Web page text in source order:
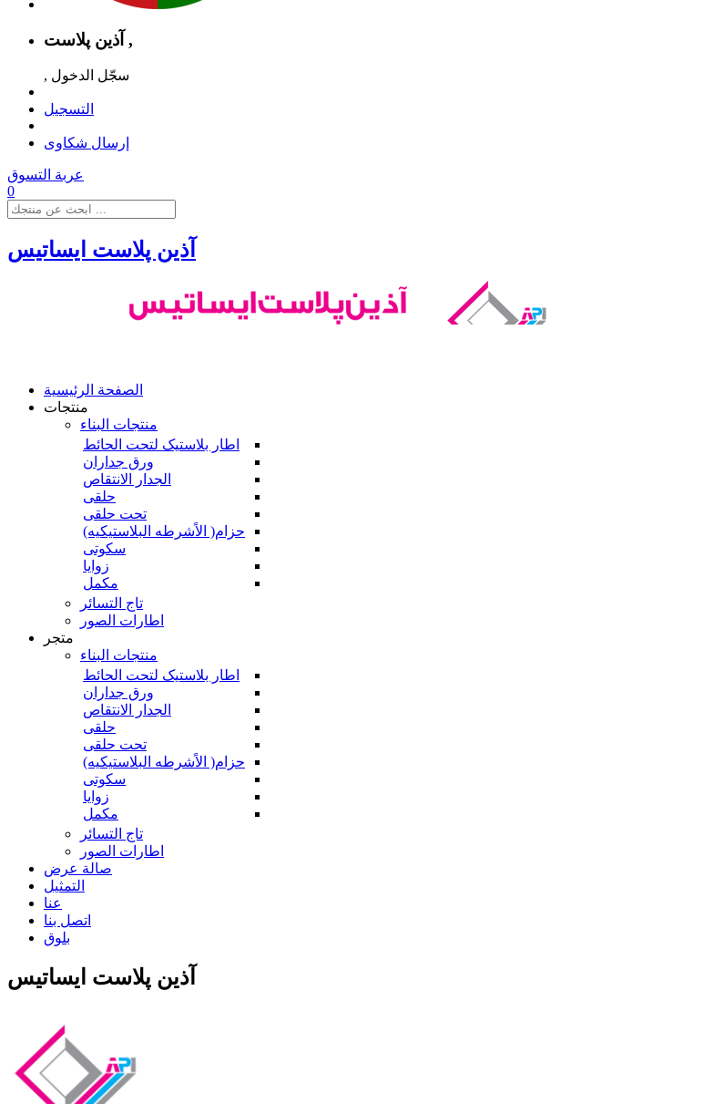
آذین پلاست ,
, سجّل الدخول
التسجيل
إرسال شكاوى
عربة التسوق
0
آذین پلاست ایساتیس
الصفحة الرئيسية
منتجات
منتجات البناء
اطار بلاستیک لتحت الحائط
ورق جداران
الجدار الانتقاص
حلقی
تحت حلقی
حزام( الاًشرطه البلاستیکیه)
سکوتی
زوایا
مکمل
تاج التسائر
اطارات الصور
متجر
منتجات البناء
اطار بلاستیک لتحت الحائط
ورق جداران
الجدار الانتقاص
حلقی
تحت حلقی
حزام( الاًشرطه البلاستیکیه)
سکوتی
زوایا
مکمل
تاج التسائر
اطارات الصور
صالة عرض
التمثيل
عنا
اتصل بنا
بلوق
آذین پلاست ایساتیس